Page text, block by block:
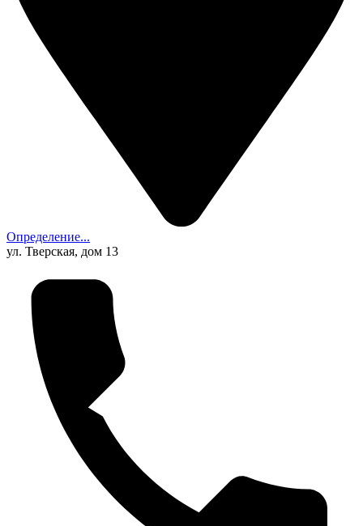
Определение...
ул. Тверская, дом 13